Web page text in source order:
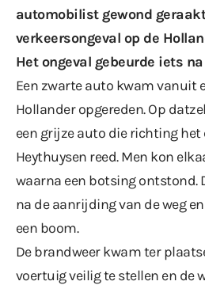
automobilist gewond
verkeersongeval op de
Het ongeval gebeurde iets na
Een zwarte auto kwam vanuit
Hollander opgereden. Op
een grijze auto die richting
Heythuysen reed. Men kon
waarna een botsing ontstond.
na de aanrijding van de weg
een boom.
De brandweer kwam ter
voertuig veilig te stellen en de